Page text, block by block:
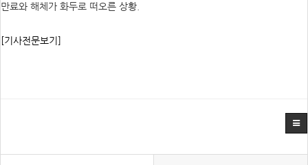
만료와 해체가 화두로 떠오른 상황.
[기사전문보기]